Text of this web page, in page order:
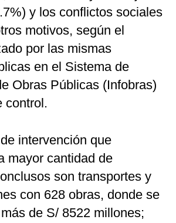
y los conflictos sociales
motivos, según el
por las mismas
en el Sistema de
Obras Públicas (Infobras)
control.
intervención que
mayor cantidad de
son transportes y
con 628 obras, donde se
de S/ 8522 millones;